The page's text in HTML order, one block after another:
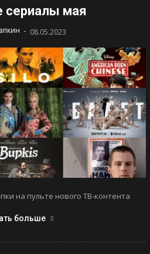
сериалы мая
- 08.05.2023
на пульте нового ТВ-контента
больше